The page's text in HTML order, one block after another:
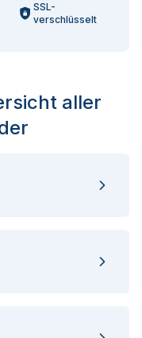
SSL-
verschlüsselt
aller